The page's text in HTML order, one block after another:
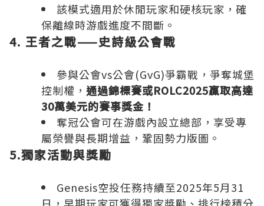
該模式適用於休閒玩家和硬核玩家，確
保離線時游戲進度不間斷。
4. 王者之戰——史詩級公會戰
參與公會vs公會(GvG)爭霸戰，爭奪城堡
控制權， 通過錦標賽或ROLC2025贏取高達
30萬美元的賽事獎金！
奪冠公會可在游戲內設立總部，享受專
屬榮譽與長期增益，鞏固勢力版圖。
5.獨家活動與獎勵
Genesis空投任務持續至2025年5月31